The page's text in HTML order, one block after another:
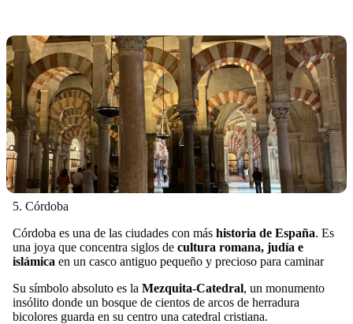
5. Córdoba
Córdoba es una de las ciudades con más historia de España. Es
una joya que concentra siglos de cultura romana, judía e
islámica en un casco antiguo pequeño y precioso para caminar
Su símbolo absoluto es la Mezquita-Catedral, un monumento
insólito donde un bosque de cientos de arcos de herradura
bicolores guarda en su centro una catedral cristiana.